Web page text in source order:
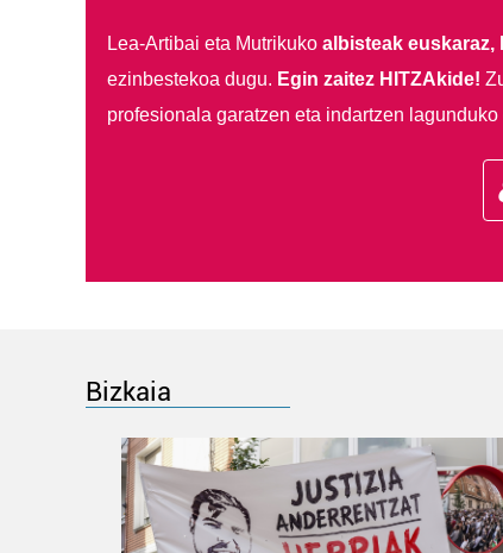
Lea-Artibai eta Mutrikuko albisteak euskaraz,
ezinbestekoa dugu. Egin zaitez HITZAkide!
profesionala garatzen eta indartzen lagunduko
Bizkaia